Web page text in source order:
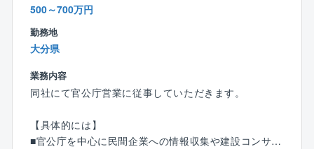
rd 2023受賞 「アドバンス」クラス認定
◆役員・マネジメント職の外国人比率は14%（50名中
7名）
◆男女比率 男性66%：女性34%／マネジメント職
男性73%：女性27%
◆社員に委ねるフルフレックスタイム制とフレックス
500～700万円
勤務地
大分県
業務内容
同社にて官公庁営業に従事していただきます。
【具体的には】
■官公庁を中心に民間企業への情報収集や建設コンサル